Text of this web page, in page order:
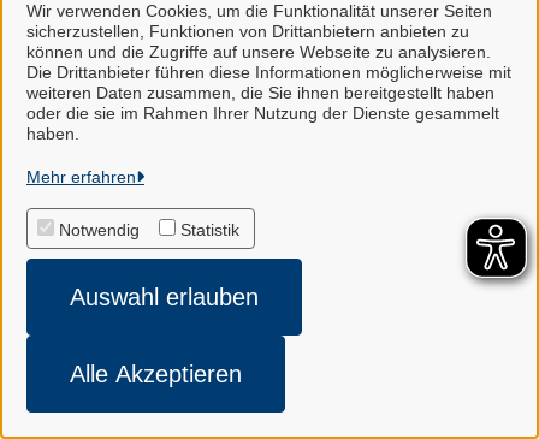
Wir verwenden Cookies, um die Funktionalität unserer Seiten
sicherzustellen, Funktionen von Drittanbietern anbieten zu
können und die Zugriffe auf unsere Webseite zu analysieren.
Die Drittanbieter führen diese Informationen möglicherweise mit
weiteren Daten zusammen, die Sie ihnen bereitgestellt haben
oder die sie im Rahmen Ihrer Nutzung der Dienste gesammelt
haben.
Mehr erfahren
Notwendig Statistik
Auswahl erlauben
Alle Akzeptieren
Landkreis Harburg
Alle Rechte vorbehalten
Cookie-Einstellungen